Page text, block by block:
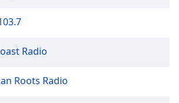
Radio
Roots Radio